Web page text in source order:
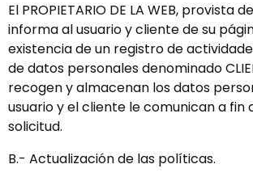
El PROPIETARIO DE LA WEB, provista
informa al usuario y cliente de su
existencia de un registro de
de datos personales denominado
recogen y almacenan los datos
usuario y el cliente le comunican a fin
solicitud.
B.- Actualización de las políticas.